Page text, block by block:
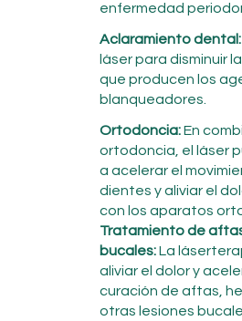
enfermedad
Aclaramiento dental:
láser para disminuir
que producen los
blanqueadores.
Ortodoncia:En
ortodoncia, el láser
a acelerar el
dientes y aliviar el
con los aparatos
Tratamiento de
bucales:La
aliviar el dolor y
curación de aftas,
otras lesiones